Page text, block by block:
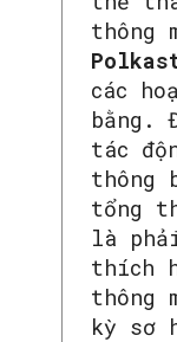
thông
các
bằng.
tác
thông
tổng
là
thích
thông
kỳ sơ